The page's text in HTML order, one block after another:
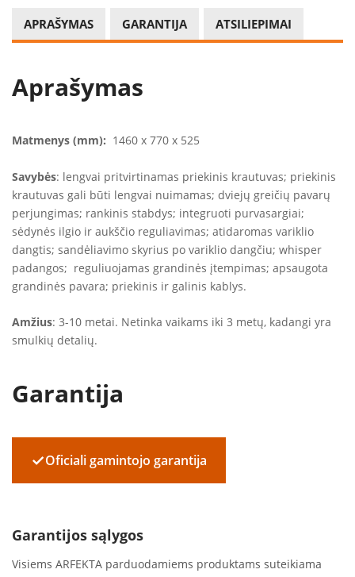
APRAŠYMAS GARANTIJA ATSILIEPIMAI
Aprašymas
Matmenys (mm): 1460 x 770 x 525
Savybės: lengvai pritvirtinamas priekinis krautuvas; priekinis
krautuvas gali būti lengvai nuimamas; dviejų greičių pavarų
perjungimas; rankinis stabdys; integruoti purvasargiai;
sėdynės ilgio ir aukščio reguliavimas; atidaromas variklio
dangtis; sandėliavimo skyrius po variklio dangčiu; whisper
padangos; reguliuojamas grandinės įtempimas; apsaugota
grandinės pavara; priekinis ir galinis kablys.
Amžius: 3-10 metai. Netinka vaikams iki 3 metų, kadangi yra
smulkių detalių.
Garantija
✓Oficiali gamintojo garantija
Garantijos sąlygos
Visiems ARFEKTA parduodamiems produktams suteikiama